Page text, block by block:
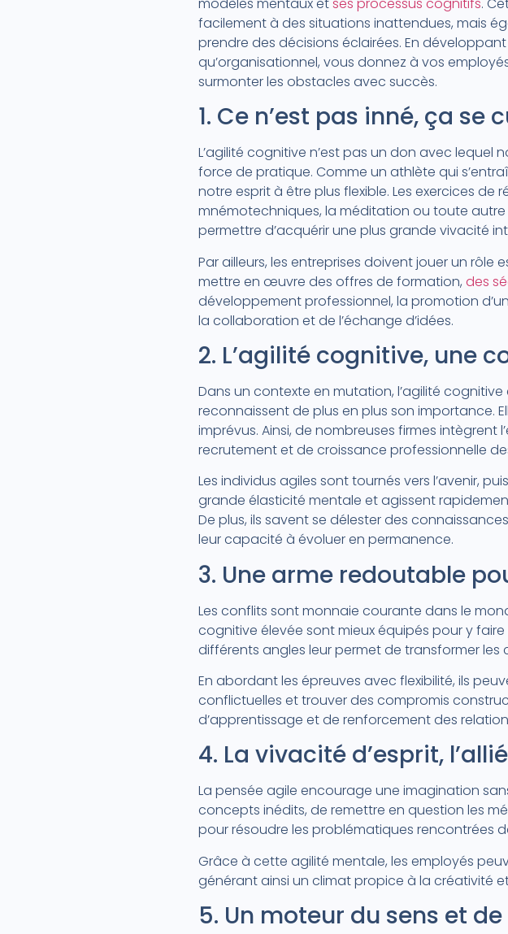
facilement à des situations inattendues, mais
prendre des décisions éclairées. En
qu’organisationnel, vous donnez à vos
surmonter les obstacles avec succès.
1. Ce n’est pas inné, ça se
L’agilité cognitive n’est pas un don avec lequel
force de pratique. Comme un athlète qui
notre esprit à être plus flexible. Les exercices
mnémotechniques, la méditation ou toute
permettre d’acquérir une plus grande vivacité
Par ailleurs, les entreprises doivent jouer un
mettre en œuvre des offres de formation, des
développement professionnel, la promotion
la collaboration et de l’échange d’idées.
2. L’agilité cognitive, une
Dans un contexte en mutation, l’agilité
reconnaissent de plus en plus son importance.
imprévus. Ainsi, de nombreuses firmes intègrent
recrutement et de croissance professionnelle
Les individus agiles sont tournés vers l’avenir,
grande élasticité mentale et agissent
De plus, ils savent se délester des
leur capacité à évoluer en permanence.
3. Une arme redoutable
Les conflits sont monnaie courante dans le
cognitive élevée sont mieux équipés pour y
différents angles leur permet de transformer
En abordant les épreuves avec flexibilité, ils
conflictuelles et trouver des compromis
d’apprentissage et de renforcement des
4. La vivacité d’esprit,
La pensée agile encourage une imagination
concepts inédits, de remettre en question les
pour résoudre les problématiques rencontrées
Grâce à cette agilité mentale, les employés
générant ainsi un climat propice à la créativité
5. Un moteur du sens et